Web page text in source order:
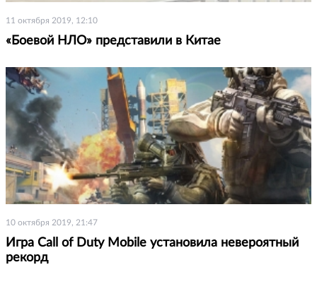
11 октября 2019, 12:10
«Боевой НЛО» представили в Китае
10 октября 2019, 21:47
Игра Call of Duty Mobile установила невероятный
рекорд